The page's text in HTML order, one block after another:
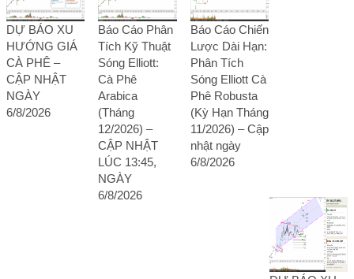
DỰ BÁO XU
HƯỚNG GIÁ
CÀ PHÊ –
CẬP NHẬT
NGÀY
6/8/2026
Báo Cáo Phân
Tích Kỹ Thuật
Sóng Elliott:
Cà Phê
Arabica
(Tháng
12/2026) –
CẬP NHẬT
LÚC 13:45,
NGÀY
6/8/2026
Báo Cáo Chiến
Lược Dài Hạn:
Phân Tích
Sóng Elliott Cà
Phê Robusta
(Kỳ Hạn Tháng
11/2026) – Cập
nhật ngày
6/8/2026